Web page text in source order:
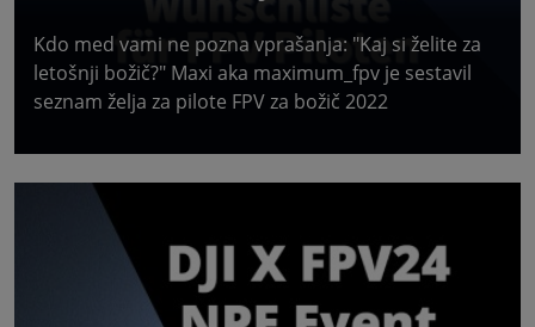
Kdo med vami ne pozna vprašanja: "Kaj si želite za
letošnji božič?" Maxi aka maximum_fpv je sestavil
seznam želja za pilote FPV za božič 2022